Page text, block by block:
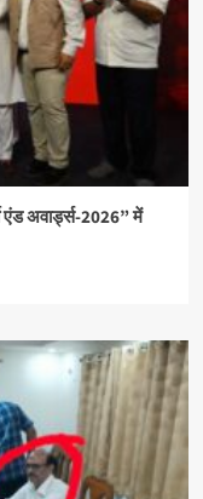
एंड अवार्ड्स-2026” में